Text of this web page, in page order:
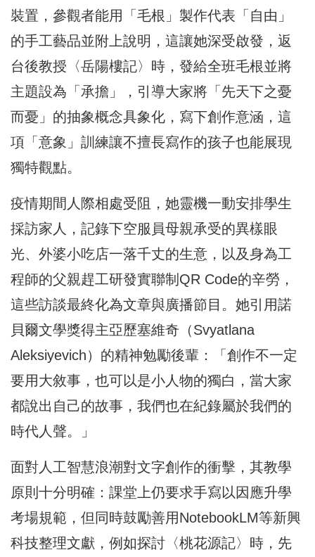
裝置，參觀者能用「毛根」製作代表「自由」
的手工藝品並附上說明，這讓她深受啟發，返
台後教授〈岳陽樓記〉時，發給全班毛根並將
主題設為「承擔」，引導大家將「先天下之憂
而憂」的抽象概念具象化，寫下創作意涵，這
項「意象」訓練讓不擅長寫作的孩子也能展現
獨特觀點。
疫情期間人際相處受阻，她靈機一動安排學生
採訪家人，記錄下空服員母親承受的異樣眼
光、外婆小吃店一落千丈的生意，以及身為工
程師的父親趕工研發實聯制QR Code的辛勞，
這些訪談最終化為文章與廣播節目。她引用諾
貝爾文學獎得主亞歷塞維奇（Svyatlana
Aleksiyevich）的精神勉勵後輩：「創作不一定
要用大敘事，也可以是小人物的獨白，當大家
都說出自己的故事，我們也在紀錄屬於我們的
時代人聲。」
面對人工智慧浪潮對文字創作的衝擊，其教學
原則十分明確：課堂上仍要求手寫以因應升學
考場規範，但同時鼓勵善用NotebookLM等新興
科技整理文獻，例如探討〈桃花源記〉時，先